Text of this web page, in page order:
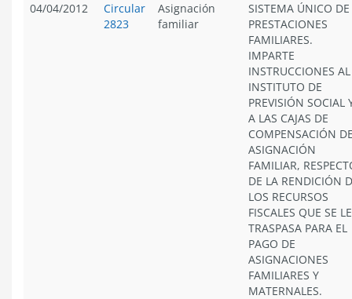
04/04/2012
Circular
2823
Asignación
familiar
SISTEMA ÚNICO DE
PRESTACIONES
FAMILIARES.
IMPARTE
INSTRUCCIONES AL
INSTITUTO DE
PREVISIÓN SOCIAL
A LAS CAJAS DE
COMPENSACIÓN
ASIGNACIÓN
FAMILIAR,
DE LA RENDICIÓN
LOS RECURSOS
FISCALES QUE SE
TRASPASA PARA EL
PAGO DE
ASIGNACIONES
FAMILIARES Y
MATERNALES.